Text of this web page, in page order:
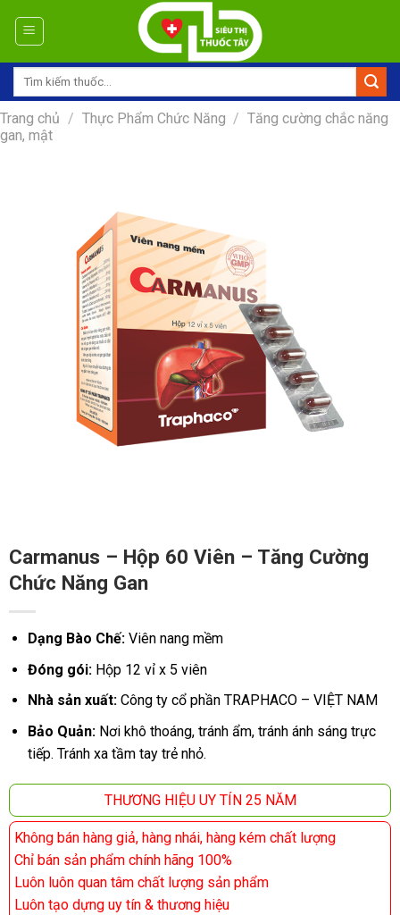
Tìm
Trang chủ / Thực Phẩm Chức Năng / Tăng cường chắc năng
gan, mật
Carmanus – Hộp 60 Viên – Tăng Cường
Chức Năng Gan
Dạng Bào Chế:Viên nang mềm
Đóng gói: Hộp 12 vỉ x 5 viên
Nhà sản xuất: Công ty cổ phần TRAPHACO – VIỆT NAM
Bảo Quản: Nơi khô thoáng, tránh ẩm, tránh ánh sáng trực
tiếp. Tránh xa tầm tay trẻ nhỏ.
THƯƠNG HIỆU UY TÍN 25 NĂM
Không bán hàng giả, hàng nhái, hàng kém chất lượng
Chỉ bán sản phẩm chính hãng 100%
Luôn luôn quan tâm chất lượng sản phẩm
Luôn tạo dựng uy tín & thương hiệu